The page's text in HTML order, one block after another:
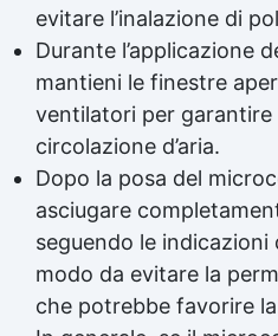
evitare l’inalazione di
Durante l’applicazione
mantieni le finestre
ventilatori per garantire
circolazione d’aria.
Dopo la posa del
asciugare
seguendo le
modo da evitare la
che potrebbe favorire